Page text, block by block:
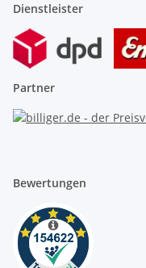
Dienstleister
Partner
Bewertungen